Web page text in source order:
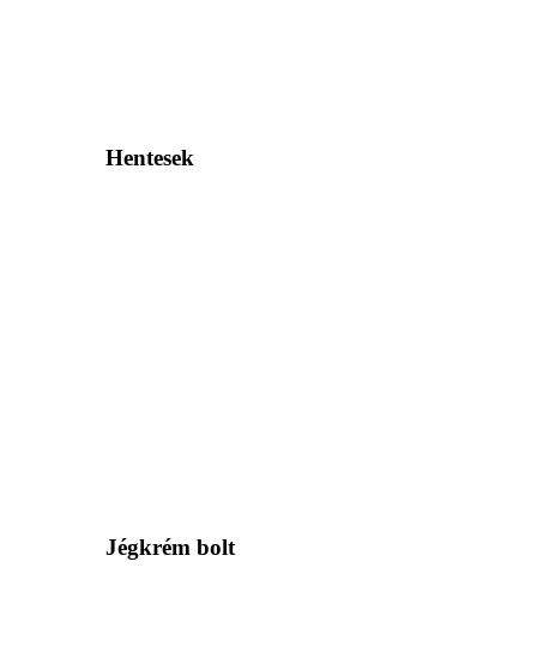
Hentesek
Jégkrém bolt